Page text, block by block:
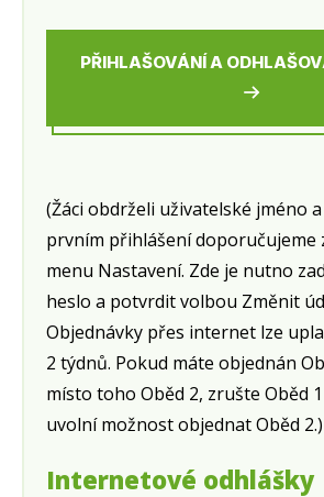
PŘIHLAŠOVÁNÍ A
(Žáci obdrželi uživatelské jméno
prvním přihlášení doporučujeme
menu Nastavení. Zde je nutno
heslo a potvrdit volbou Změnit
Objednávky přes internet lze
2 týdnů. Pokud máte objednán
místo toho Oběd 2, zrušte Oběd
uvolní možnost objednat Oběd 2.)
Internetové odhlášky